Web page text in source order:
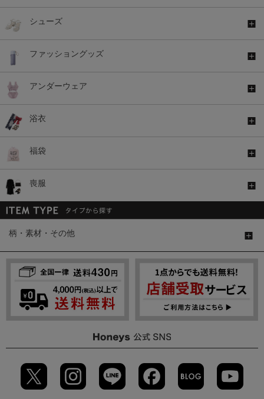
シューズ
ファッショングッズ
アンダーウェア
浴衣
福袋
喪服
柄・素材・その他